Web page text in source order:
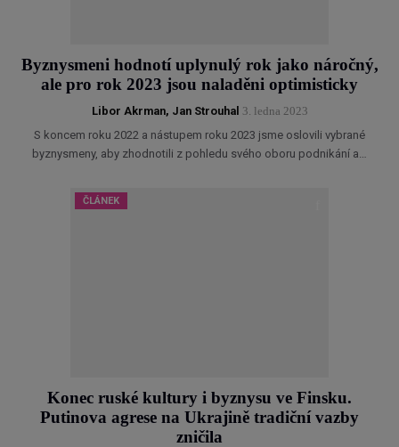
Byznysmeni hodnotí uplynulý rok jako náročný,
ale pro rok 2023 jsou naladěni optimisticky
Libor Akrman, Jan Strouhal 3. ledna 2023
S koncem roku 2022 a nástupem roku 2023 jsme oslovili vybrané
byznysmeny, aby zhodnotili z pohledu svého oboru podnikání a…
ČLÁNEK
Konec ruské kultury i byznysu ve Finsku.
Putinova agrese na Ukrajině tradiční vazby
zničila